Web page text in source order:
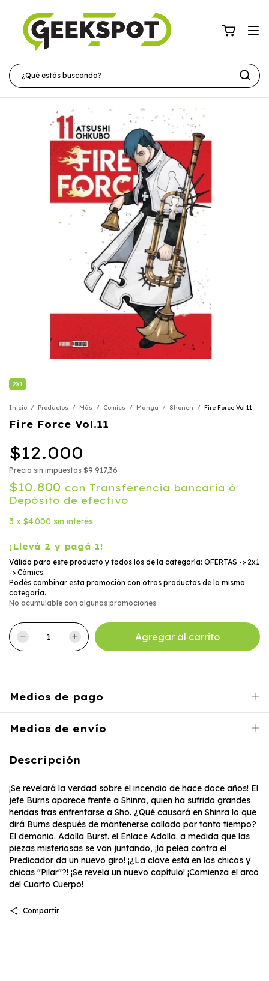
2X1
Inicio / Productos / Más / Comics / Manga / Shonen / Fire Force Vol.11
Fire Force Vol.11
$12.000
Precio sin impuestos $9.917,36
$10.800 con Transferencia bancaria ó
Depósito de efectivo
3 x $4.000 sin interés
¡Llevá 2 y pagá 1!
Válido para este producto y todos los de la categoría: OFERTAS -> 2x1
-> Cómics.
Podés combinar esta promoción con otros productos de la misma
categoría.
No acumulable con algunas promociones
Medios de pago
Medios de envío
Descripción
¡Se revelará la verdad sobre el incendio de hace doce años! El
jefe Burns aparece frente a Shinra, quien ha sufrido grandes
heridas tras enfrentarse a Sho. ¿Qué causará en Shinra lo que
dirá Burns después de mantenerse callado por tanto tiempo?
El demonio. Adolla Burst. el Enlace Adolla. a medida que las
piezas misteriosas se van juntando, ¡la pelea contra el
Predicador da un nuevo giro! ¡¿La clave está en los chicos y
chicas "Pilar"?! ¡Se revela un nuevo capítulo! ¡Comienza el arco
del Cuarto Cuerpo!
Compartir